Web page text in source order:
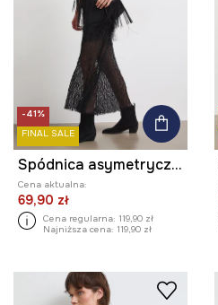
-41%
FINAL SALE
Spódnica asymetryczna żakardowa
Cena aktualna:
69,90 zł
Cena regularna: 119,90 zł
Najniższa cena: 119,90 zł